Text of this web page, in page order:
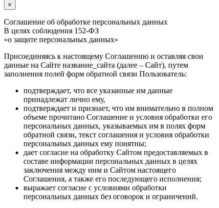
×
Соглашение об обработке персональных данных
В целях соблюдения 152-ФЗ
«о защите персональных данных»
Присоединяясь к настоящему Соглашению и оставляя свои
данные на Сайте название_сайта (далее – Сайт), путем
заполнения полей форм обратной связи Пользователь:
подтверждает, что все указанные им данные
принадлежат лично ему,
подтверждает и признает, что им внимательно в полном
объеме прочитано Соглашение и условия обработки его
персональных данных, указываемых им в полях форм
обратной связи, текст соглашения и условия обработки
персональных данных ему понятны;
дает согласие на обработку Сайтом предоставляемых в
составе информации персональных данных в целях
заключения между ним и Сайтом настоящего
Соглашения, а также его последующего исполнения;
выражает согласие с условиями обработки
персональных данных без оговорок и ограничений.